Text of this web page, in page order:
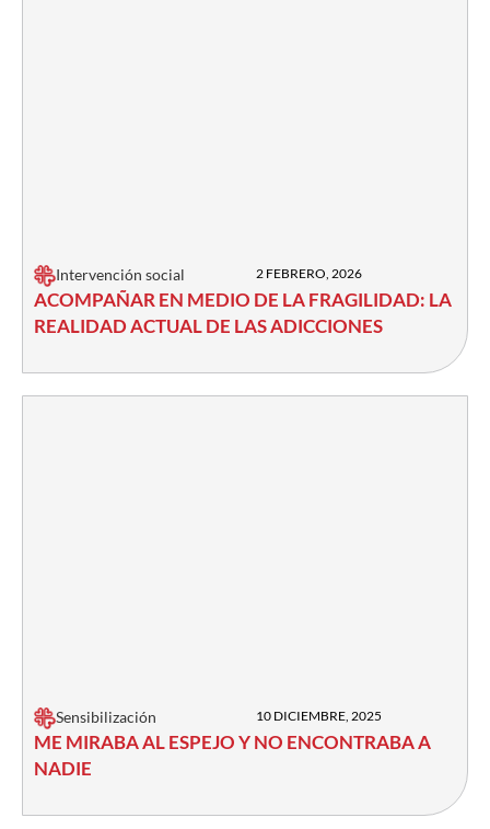
Intervención social 2 FEBRERO, 2026
ACOMPAÑAR EN MEDIO DE LA FRAGILIDAD: LA
REALIDAD ACTUAL DE LAS ADICCIONES
Sensibilización 10 DICIEMBRE, 2025
ME MIRABA AL ESPEJO Y NO ENCONTRABA A
NADIE